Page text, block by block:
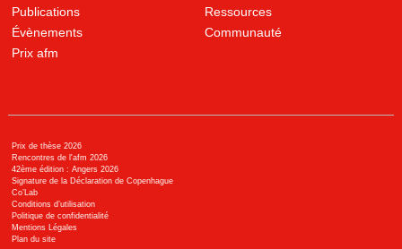
Publications
Ressources
Évènements
Communauté
Prix afm
Prix de thèse 2026
Rencontres de l'afm 2026
42ème édition : Angers 2026
Signature de la Déclaration de Copenhague
Co’Lab
Conditions d’utilisation
Politique de confidentialité
Mentions Légales
Plan du site